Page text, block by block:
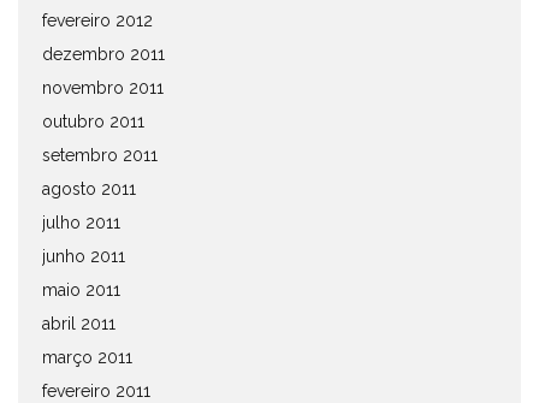
fevereiro 2012
dezembro 2011
novembro 2011
outubro 2011
setembro 2011
agosto 2011
julho 2011
junho 2011
maio 2011
abril 2011
março 2011
fevereiro 2011